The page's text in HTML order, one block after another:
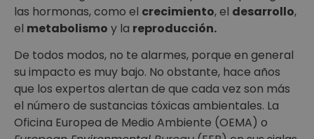
las hormonas, como el crecimiento, el desarrollo,
el metabolismo y la reproducción.
De todos modos, no te alarmes, porque en general
su impacto es muy bajo. No obstante, hace años
que los expertos alertan de que cada vez son más
el número de sustancias tóxicas ambientales. La
Oficina Europea de Medio Ambiente (OEMA) o